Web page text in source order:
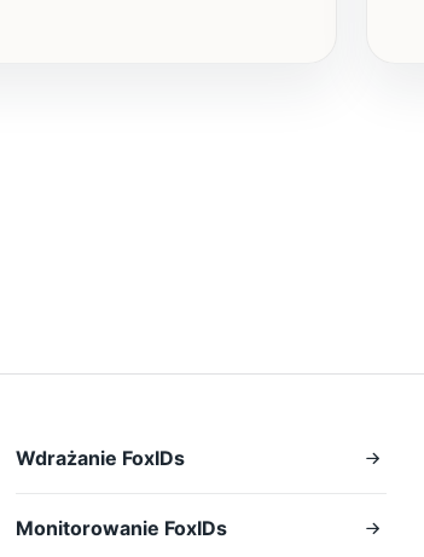
Wdrażanie FoxIDs
Monitorowanie FoxIDs